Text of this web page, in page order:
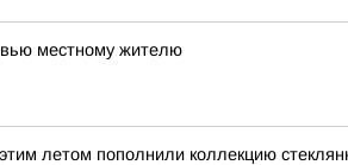
местному жителю
летом пополнили коллекцию